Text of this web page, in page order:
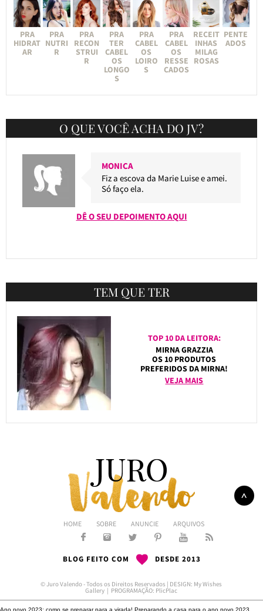
PRA
HIDRAT
AR
PRA
NUTRI
R
PRA
RECON
STRUI
R
PRA
TER
CABEL
OS
LONGO
S
PRA
CABEL
OS
LOIRO
S
PRA
CABEL
OS
RESSE
CADOS
RECEIT
INHAS
MILAG
ROSAS
PENTE
ADOS
O QUE VOCÊ ACHA DO JV?
MONICA
Fiz a escova da Marie Luise e amei.
Só faço ela.
DÊ O SEU DEPOIMENTO AQUI
TEM QUE TER
TOP 10 DA LEITORA:
MIRNA GRAZZIA
OS 10 PRODUTOS
PREFERIDOS DA MIRNA!
VEJA MAIS
HOME SOBRE ANUNCIE ARQUIVOS
BLOG FEITO COM DESDE 2013
© Juro Valendo - Todos os Direitos Reservados | DESIGN: My Wishes
Gallery | PROGRAMAÇÃO: PlicPlac
Ano novo 2023: como se preparar para a virada! Preparando a casa para o ano novo 2023